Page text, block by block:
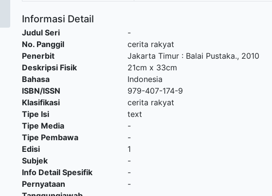
Informasi Detail
Judul Seri
-
No. Panggil
cerita rakyat
Penerbit
Jakarta Timur: Balai Pustaka., 2010
Deskripsi Fisik
21cm x 33cm
Bahasa
Indonesia
ISBN/ISSN
979-407-174-9
Klasifikasi
cerita rakyat
Tipe Isi
text
Tipe Media
-
Tipe Pembawa
-
Edisi
1
Subjek
-
Info Detail Spesifik
-
Pernyataan
-